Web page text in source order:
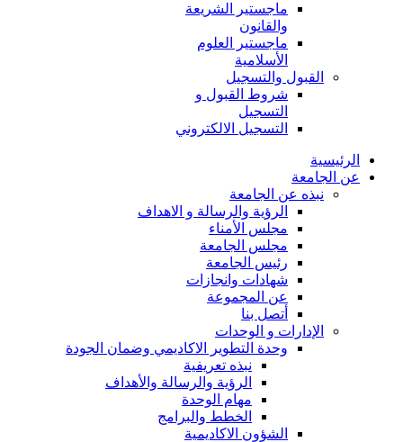
ماجستير الشريعة
والقانون
ماجستير العلوم
الأسلامية
القبول والتسجيل
شروط القبول و
التسجيل
التسجيل الالكتروني
الرئيسية
عن الجامعة
نبذه عن الجامعة
الرؤية والرسالة و الاهداف
مجلس الأمناء
مجلس الجامعة
رئيس الجامعة
شهادات وانجازات
عن المجموعة
أتصل بنا
الإدارات و الوحدات
وحدة التطوير الاكاديمي وضمان الجودة
نبذه تعريفية
الرؤية والرسالة والأهداف
مهام الوحدة
الخطط والبرامج
الشؤون الاكاديمية